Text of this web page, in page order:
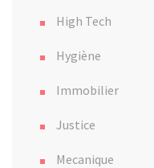
High Tech
Hygiène
Immobilier
Justice
Mecanique